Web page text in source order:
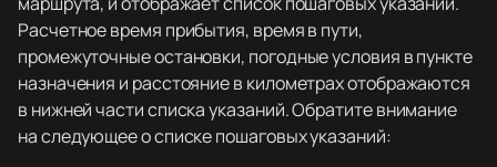
Расчетное время прибытия, время в пути,
промежуточные остановки, погодные условия в пункте
назначения и расстояние в километрах отображаются
в нижней части списка указаний. Обратите внимание
на следующее о списке пошаговых указаний: